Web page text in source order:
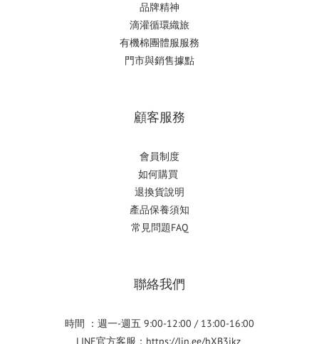
品牌精神
滴灌循環織旅
有機棉團體服服務
門市與銷售據點
顧客服務
會員制度
如何購買
退換貨說明
產品保養須知
常見問題FAQ
聯絡我們
時間 ：週一-週五 9:00-12:00 / 13:00-16:00
LINE官方客服： https://lin.ee/hXB3ikz